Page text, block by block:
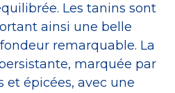
Les tanins sont
ainsi une belle
remarquable. La
marquée par
et épicées, avec une